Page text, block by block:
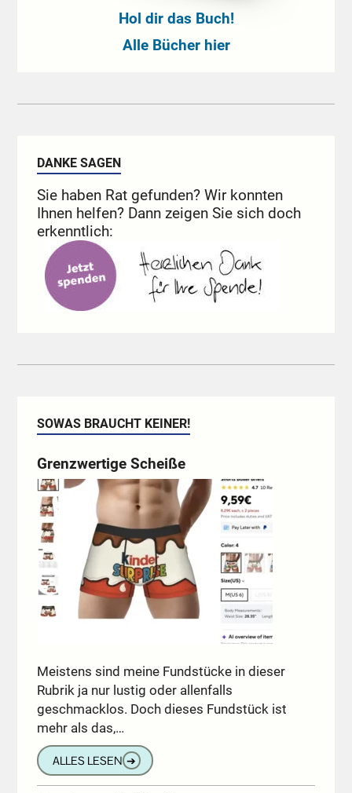
Hol dir das Buch!
Alle Bücher hier
DANKE SAGEN
Sie haben Rat gefunden? Wir konnten
Ihnen helfen? Dann zeigen Sie sich doch
erkenntlich:
SOWAS BRAUCHT KEINER!
Grenzwertige Scheiße
Meistens sind meine Fundstücke in dieser
Rubrik ja nur lustig oder allenfalls
geschmacklos. Doch dieses Fundstück ist
mehr als das,…
ALLES LESEN ➔